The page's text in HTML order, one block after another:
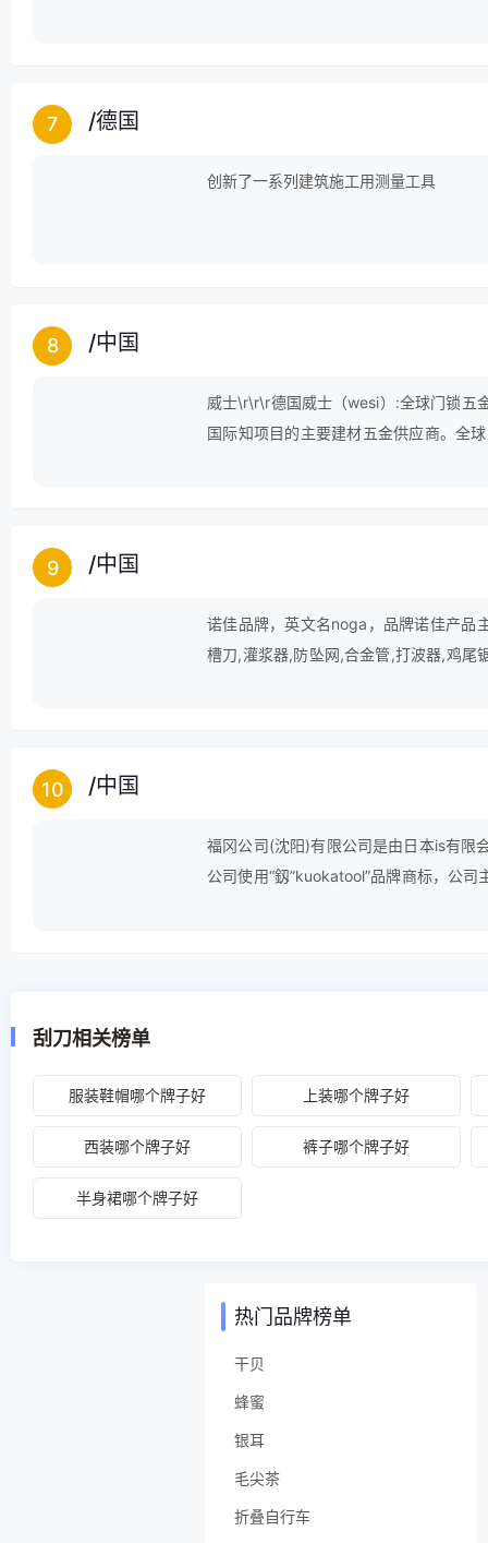
7 /德国
创新了一系列建筑施工用测量工具
8 /中国
威士\r\r\r德国威士（wesi）:全球门锁五
国际知项目的主要建材五金供应商。全
9 /中国
诺佳品牌，英文名noga，品牌诺佳产品
槽刀,灌浆器,防坠网,合金管,打波器,鸡尾
10 /中国
福冈公司(沈阳)有限公司是由日本is有限
公司使用“釼”kuokatool”品牌商标，公
刮刀相关榜单
服装鞋帽哪个牌子好 上装哪个牌子好
西装哪个牌子好 裤子哪个牌子好
半身裙哪个牌子好
热门品牌榜单
干贝
蜂蜜
银耳
毛尖茶
折叠自行车